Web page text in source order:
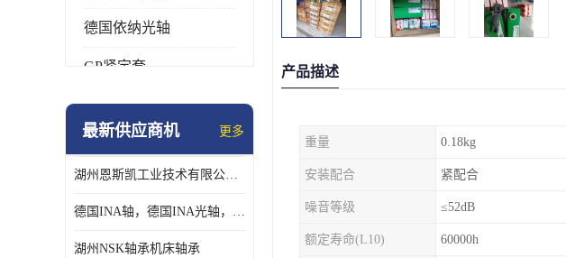
德国依纳光轴
GP紧定套
SKF轴承
日本NSK进口轴承
德国INA进口轴承
最新供应商机 更多
湖州恩斯凯工业技术有限公司 湖州NSK轴承
德国INA轴，德国INA光轴，德国依纳光轴
湖州NSK轴承机床轴承
产品描述
重量 0.18kg
安装配合 紧配合
噪音等级 ≤52dB
额定寿命(L10) 60000h